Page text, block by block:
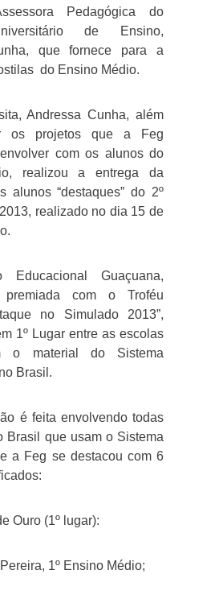
Pedagógica do
de Ensino,
que fornece para a
do Ensino Médio.
Andressa Cunha, além
os projetos que a Feg
com os alunos do
realizou a entrega da
alunos “destaques” do 2º
realizado no dia 15 de
Educacional Guaçuana,
com o Troféu
no Simulado 2013”,
1º Lugar entre as escolas
o material do Sistema
Brasil.
é feita envolvendo todas
Brasil que usam o Sistema
a Feg se destacou com 6
Ouro (1º lugar):
1º Ensino Médio;